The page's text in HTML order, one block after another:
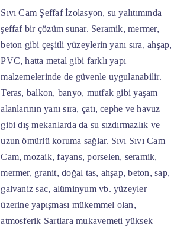
Sıvı Cam Şeffaf İzolasyon, su yalıtımında
şeffaf bir çözüm sunar. Seramik, mermer,
beton gibi çeşitli yüzeylerin yanı sıra, ahşap,
PVC, hatta metal gibi farklı yapı
malzemelerinde de güvenle uygulanabilir.
Teras, balkon, banyo, mutfak gibi yaşam
alanlarının yanı sıra, çatı, cephe ve havuz
gibi dış mekanlarda da su sızdırmazlık ve
uzun ömürlü koruma sağlar. Sıvı Sıvı Cam
Cam, mozaik, fayans, porselen, seramik,
mermer, granit, doğal tas, ahşap, beton, sap,
galvaniz sac, alüminyum vb. yüzeyler
üzerine yapışması mükemmel olan,
atmosferik Sartlara mukavemeti yüksek